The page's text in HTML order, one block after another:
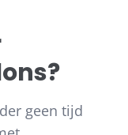
geen tijd